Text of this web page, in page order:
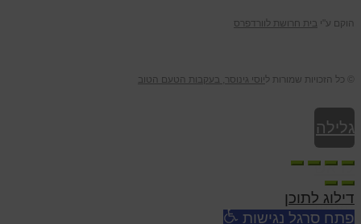
הוקם ע"י בית חרושת לוורדפרס
© כל הזכויות שמורות ליוסי גינוסר, בעקבות הטעם הטוב
גלילה
לראש
העמוד
דילוג לתוכן
פתח סרגל נגישות